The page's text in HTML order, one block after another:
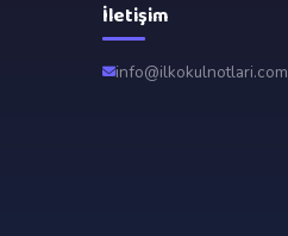
İletişim
info@ilkokulnotlari.com